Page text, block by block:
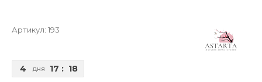
Артикул: 193
4 дня 17 : 18